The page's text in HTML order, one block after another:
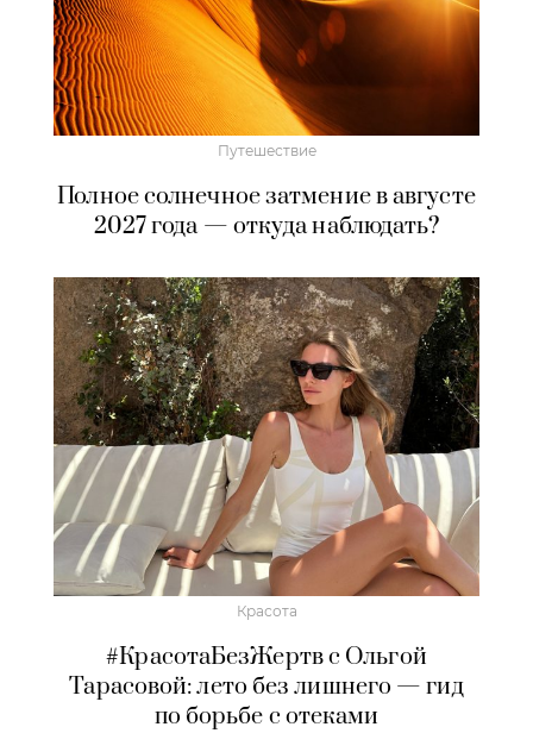
Путешествие
Полное солнечное затмение в августе
2027 года — откуда наблюдать?
Красота
#КрасотаБезЖертв с Ольгой
Тарасовой: лето без лишнего — гид
по борьбе с отеками